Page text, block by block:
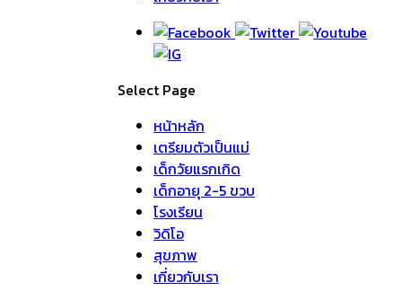
Select Page
หน้าหลัก
เตรียมตัวเป็นแม่
เด็กวัยแรกเกิด
เด็กอายุ 2-5 ขวบ
โรงเรียน
วิดิโอ
สุขภาพ
เกี่ยวกับเรา